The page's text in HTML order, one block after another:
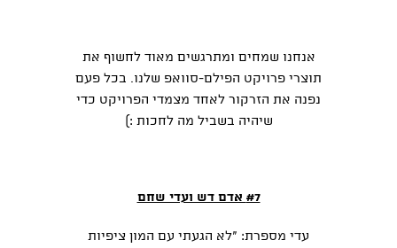
אנחנו שמחים ומתרגשים מאוד לחשוף את
תוצרי פרויקט הפילם-סוואפ שלנו. בכל פעם
נפנה את הזרקור לאחד מצמדי הפרויקט כדי
שיהיה בשביל מה לחכות :)
#7 אדם דש ועדי שחם
עדי מספרת: "לא הגעתי עם המון ציפיות